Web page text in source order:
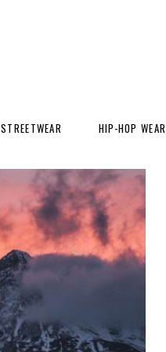
STREETWEAR HIP-HOP WEAR